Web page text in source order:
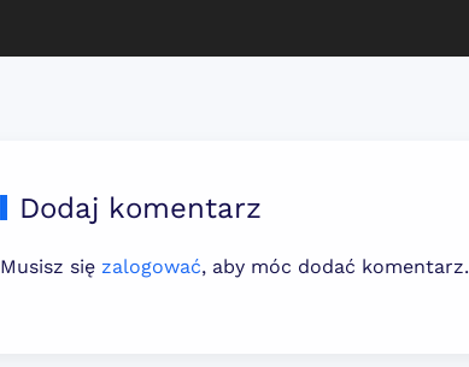
Dodaj komentarz
Musisz się zalogować, aby móc dodać komentarz.